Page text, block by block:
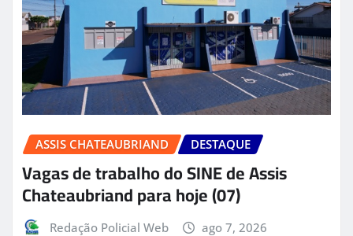
ASSIS CHATEAUBRIAND DESTAQUE
Vagas de trabalho do SINE de Assis
Chateaubriand para hoje (07)
Redação Policial Web ago 7, 2026